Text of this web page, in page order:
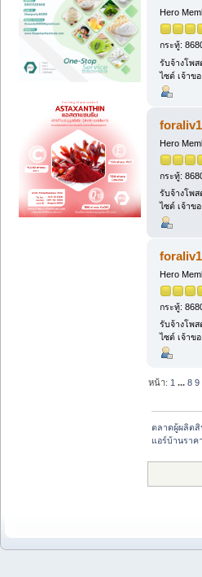
Hero
กระทู้:
รับจ้างโพส
ไซต์ เจ้าข
Hero
กระทู้:
รับจ้างโพส
ไซต์ เจ้าข
Hero
กระทู้:
รับจ้างโพส
ไซต์ เจ้าข
หน้า: 1 ...8 9
ตลาดผู้ผลิต
แอร์บ้านราค